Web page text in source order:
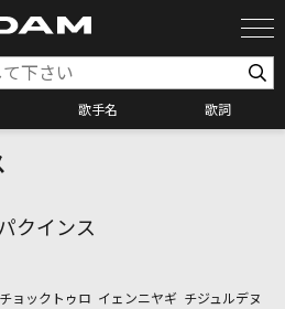
歌手名 歌詞
オケ検索
クインス
ョックトゥロ イェンニヤギ チジュルデヌ